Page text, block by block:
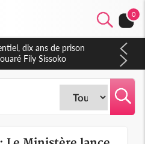
0
principaux acheteurs des
en juillet